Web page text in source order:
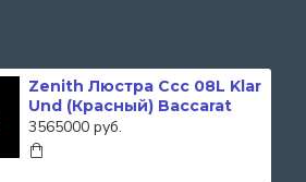
Zenith Люстра Ccc 08L Klar
Und (Красный) Baccarat
3565000 руб.